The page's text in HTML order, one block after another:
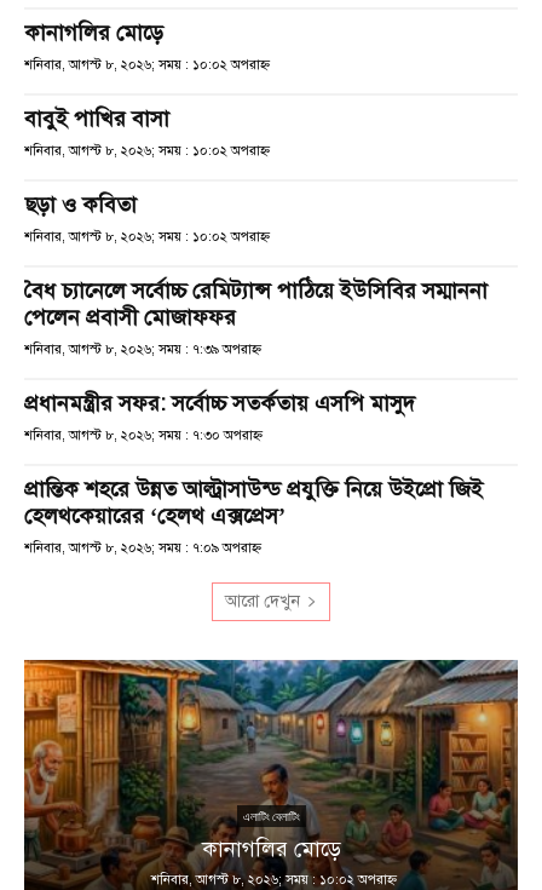
কানাগলির মোড়ে
শনিবার, আগস্ট ৮, ২০২৬; সময় : ১০:০২ অপরাহ্ণ
বাবুই পাখির বাসা
শনিবার, আগস্ট ৮, ২০২৬; সময় : ১০:০২ অপরাহ্ণ
ছড়া ও কবিতা
শনিবার, আগস্ট ৮, ২০২৬; সময় : ১০:০২ অপরাহ্ণ
বৈধ চ্যানেলে সর্বোচ্চ রেমিট্যান্স পাঠিয়ে ইউসিবির সম্মাননা
পেলেন প্রবাসী মোজাফফর
শনিবার, আগস্ট ৮, ২০২৬; সময় : ৭:৩৯ অপরাহ্ণ
প্রধানমন্ত্রীর সফর: সর্বোচ্চ সতর্কতায় এসপি মাসুদ
শনিবার, আগস্ট ৮, ২০২৬; সময় : ৭:৩০ অপরাহ্ণ
প্রান্তিক শহরে উন্নত আল্ট্রাসাউন্ড প্রযুক্তি নিয়ে উইপ্রো জিই
হেলথকেয়ারের ‘হেলথ এক্সপ্রেস’
শনিবার, আগস্ট ৮, ২০২৬; সময় : ৭:০৯ অপরাহ্ণ
আরো দেখুন
এলাটিং বেলাটিং
কানাগলির মোড়ে
শনিবার, আগস্ট ৮, ২০২৬; সময় : ১০:০২ অপরাহ্ণ